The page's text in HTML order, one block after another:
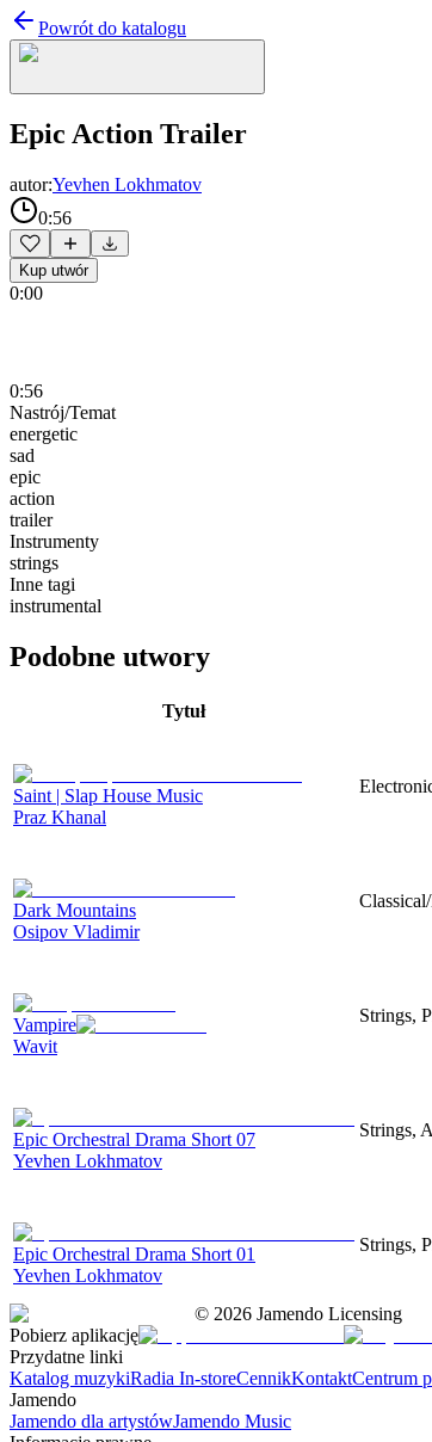
Powrót do katalogu
Epic Action Trailer
autor:Yevhen Lokhmatov
0:56
Kup utwór
0:00
0:56
Nastrój/Temat
energetic
sad
epic
action
trailer
Instrumenty
strings
Inne tagi
instrumental
Podobne utwory
Tytuł
Saint | Slap House Music
Praz Khanal
Dark Mountains
Osipov Vladimir
Vampire
Wavit
Strings,
Epic Orchestral Drama Short 07
Yevhen Lokhmatov
Strings,
Epic Orchestral Drama Short 01
Yevhen Lokhmatov
Strings,
© 2026 Jamendo Licensing
Pobierz aplikację
Przydatne linki
Katalog muzykiRadia In-storeCennikKontaktCentrum
Jamendo
Jamendo dla artystówJamendo Music